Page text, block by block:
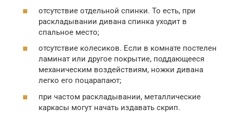
отсутствие отдельной спинки. То есть, при
раскладывании дивана спинка уходит в
спальное место;
отсутствие колесиков. Если в комнате постелен
ламинат или другое покрытие, поддающееся
механическим воздействиям, ножки дивана
легко его поцарапают;
при частом раскладывании, металлические
каркасы могут начать издавать скрип.